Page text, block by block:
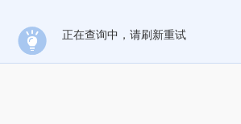
正在查询中，请刷新重试